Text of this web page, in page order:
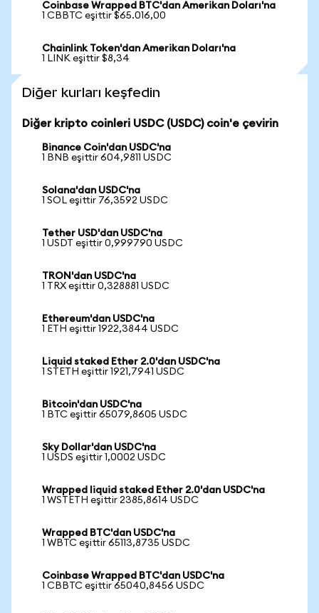
Coinbase Wrapped BTC'dan Amerikan Doları'na
1 CBBTC eşittir $65.016,00
Chainlink Token'dan Amerikan Doları'na
1 LINK eşittir $8,34
Diğer kurları keşfedin
Diğer kripto coinleri USDC (USDC) coin'e çevirin
Binance Coin'dan USDC'na
1 BNB eşittir 604,9811 USDC
Solana'dan USDC'na
1 SOL eşittir 76,3592 USDC
Tether USD'dan USDC'na
1 USDT eşittir 0,999790 USDC
TRON'dan USDC'na
1 TRX eşittir 0,328881 USDC
Ethereum'dan USDC'na
1 ETH eşittir 1922,3844 USDC
Liquid staked Ether 2.0'dan USDC'na
1 STETH eşittir 1921,7941 USDC
Bitcoin'dan USDC'na
1 BTC eşittir 65079,8605 USDC
Sky Dollar'dan USDC'na
1 USDS eşittir 1,0002 USDC
Wrapped liquid staked Ether 2.0'dan USDC'na
1 WSTETH eşittir 2385,8614 USDC
Wrapped BTC'dan USDC'na
1 WBTC eşittir 65113,8735 USDC
Coinbase Wrapped BTC'dan USDC'na
1 CBBTC eşittir 65040,8456 USDC